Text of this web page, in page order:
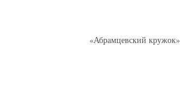
«Абрамцевский кружок»